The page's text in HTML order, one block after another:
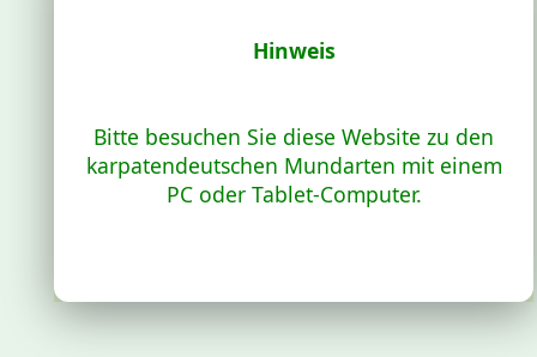
Hinweis
Bitte besuchen Sie diese Website zu den
karpatendeutschen Mundarten mit einem
PC oder Tablet-Computer.